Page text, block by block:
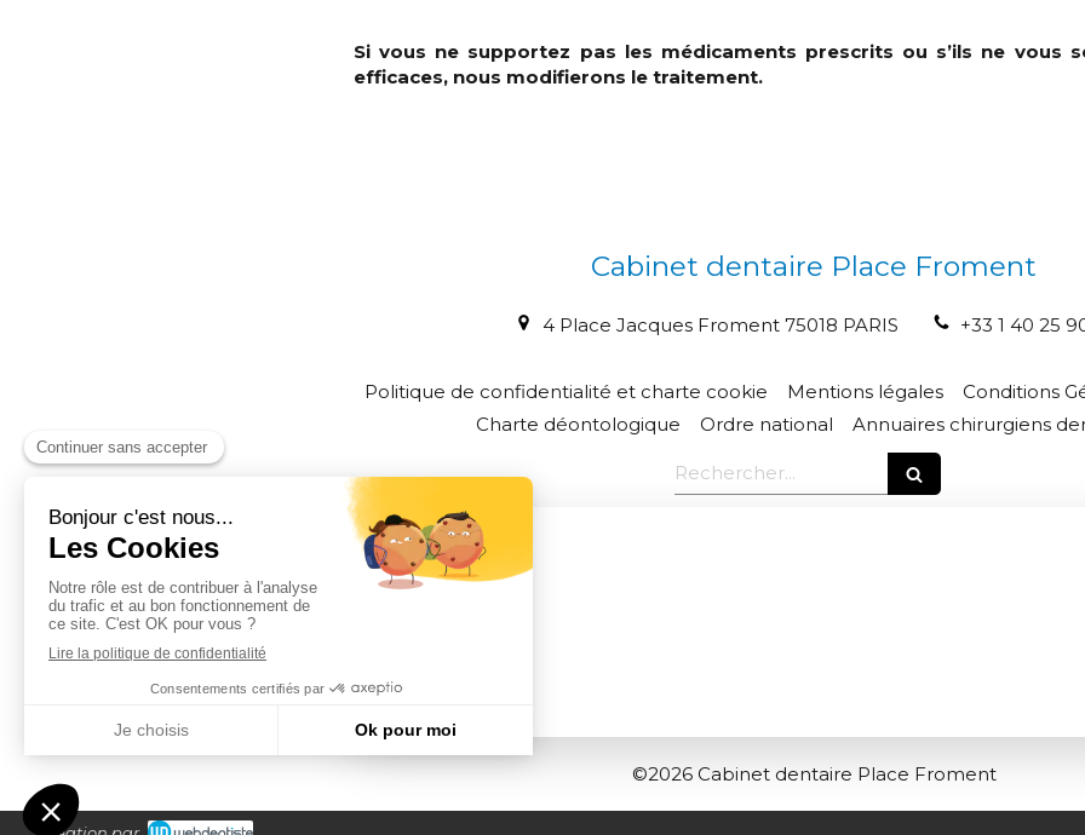
Si vous ne supportez pas les médicaments prescrits ou s’ils ne vous
efficaces, nous modifierons le traitement.
Cabinet dentaire Place Froment
4 Place Jacques Froment 75018 PARIS +33 1 40 25
Politique de confidentialité et charte cookie Mentions légales
Conditions
Charte déontologique
Ordre national
Annuaires chirurgiens
Rechercher
©2026 Cabinet dentaire Place Froment